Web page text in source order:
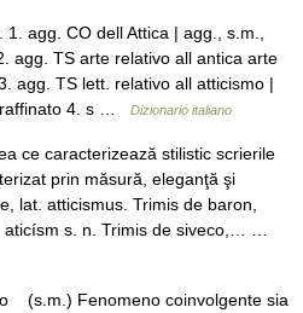
agg. CO dell Attica | agg., s.m.,
agg. TS arte relativo all antica arte
agg. TS lett. relativo all atticismo |
raffinato 4. s …
Dizionario italiano
ce caracterizează stilistic scrierile
prin măsură, eleganţă şi
lat. atticismus. Trimis de baron,
aticísm s. n. Trimis de siveco,… …
Fenomeno coinvolgente sia